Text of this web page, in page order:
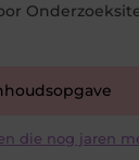
die nog jaren